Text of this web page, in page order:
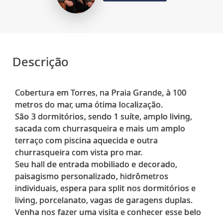
Descrição
Cobertura em Torres, na Praia Grande, à 100
metros do mar, uma ótima localização.
São 3 dormitórios, sendo 1 suíte, amplo living,
sacada com churrasqueira e mais um amplo
terraço com piscina aquecida e outra
churrasqueira com vista pro mar.
Seu hall de entrada mobiliado e decorado,
paisagismo personalizado, hidrômetros
individuais, espera para split nos dormitórios e
living, porcelanato, vagas de garagens duplas.
Venha nos fazer uma visita e conhecer esse belo